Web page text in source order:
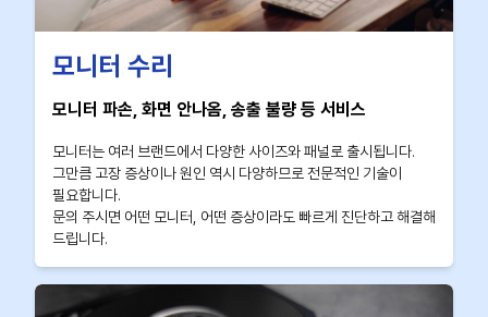
모니터 수리
모니터 파손, 화면 안나옴, 송출 불량 등 서비스
모니터는 여러 브랜드에서 다양한 사이즈와 패널로 출시됩니다.
그만큼 고장 증상이나 원인 역시 다양하므로 전문적인 기술이
필요합니다.
문의 주시면 어떤 모니터, 어떤 증상이라도 빠르게 진단하고 해결해
드립니다.